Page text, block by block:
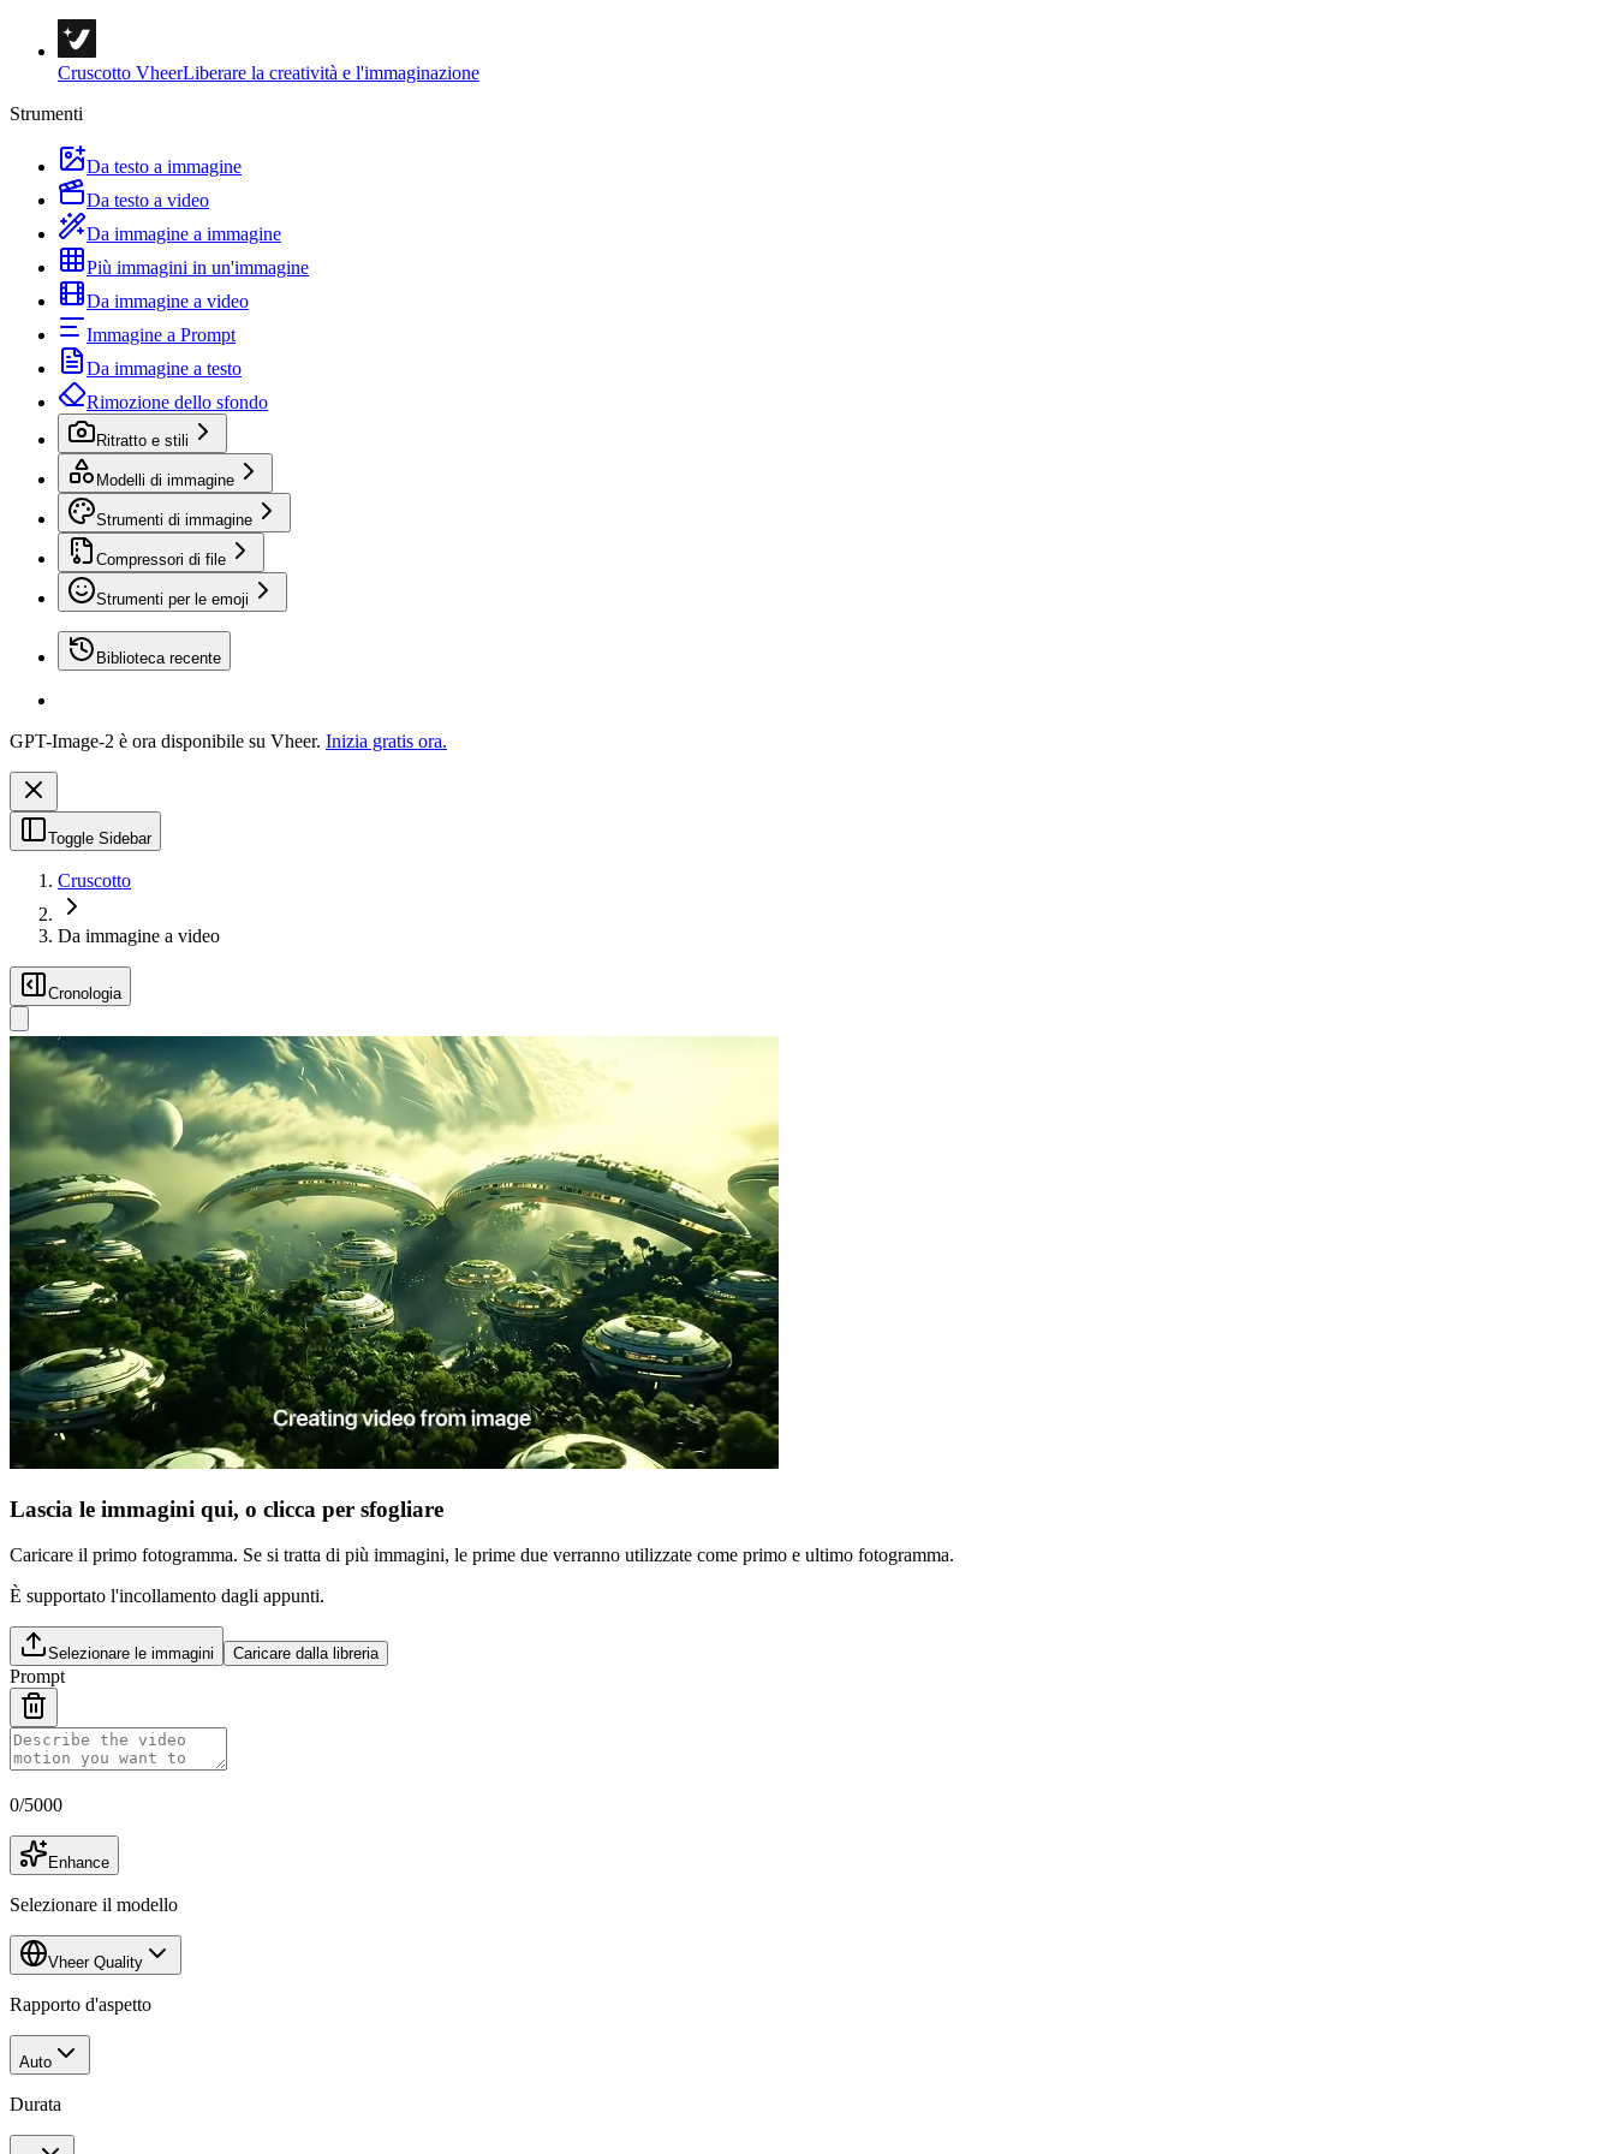
Cruscotto VheerLiberare la creatività e l'immaginazione
Strumenti
Da testo a immagine
Da testo a video
Da immagine a immagine
Più immagini in un'immagine
Da immagine a video
Immagine a Prompt
Da immagine a testo
Rimozione dello sfondo
Ritratto e stili
Modelli di immagine
Strumenti di immagine
Compressori di file
Strumenti per le emoji
Biblioteca recente
GPT-Image-2 è ora disponibile su Vheer. Inizia gratis ora.
Toggle Sidebar
Cruscotto
Da immagine a video
Cronologia
Lascia le immagini qui, o clicca per sfogliare
Caricare il primo fotogramma. Se si tratta di più immagini, le prime due verranno utilizzate come primo e ultimo fotogramma.
È supportato l'incollamento dagli appunti.
Selezionare le immagini Caricare dalla libreria
Prompt
0/5000
Enhance
Selezionare il modello
Vheer Quality
Rapporto d'aspetto
Auto
Durata